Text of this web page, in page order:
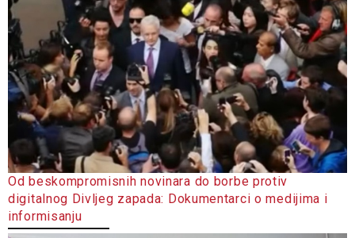
Od beskompromisnih novinara do borbe protiv
digitalnog Divljeg zapada: Dokumentarci o medijima i
informisanju